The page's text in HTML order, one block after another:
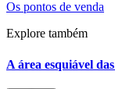
Os pontos de venda
Explore também
A área esquiável